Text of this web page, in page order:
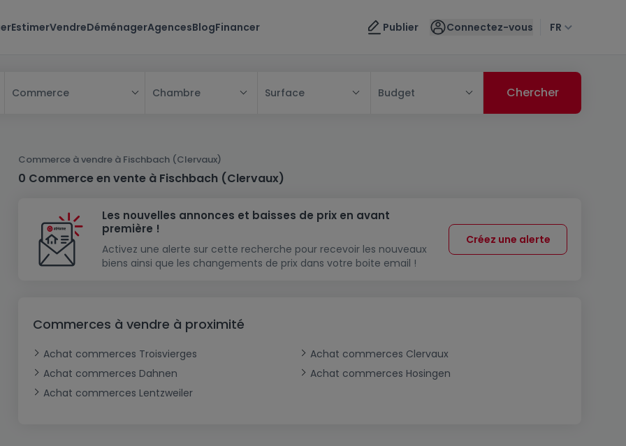
EstimerVendreDéménagerAgencesBlogFinancer Publier Connectez-vous FR
Commerce
Maison
Maison mitoyenne
Maison jumelée
Château
Corps de ferme
Châlet
Appartement
Chambre
Studio
Triplex
Mansarde
Rez-de-chaussée
Résidence
Lotissement
Maison à construire
Modèle de maison
Immeuble de rapport
Terrain non constructible
Garage - Parking
Garage fermé
Bureau
Local commercial
Fonds de Commerce
Chambre Surface Budget
Commerce à vendre à Fischbach (Clervaux)
0 Commerce en vente à Fischbach (Clervaux)
Les nouvelles annonces et baisses de prix en avant
première !
Activez une alerte sur cette recherche pour recevoir les nouveaux
biens ainsi que les changements de prix dans votre boite email !
Créez une alerte
Commerces à vendre à proximité
Achat commerces Troisvierges
Achat commerces Clervaux
Achat commerces Dahnen
Achat commerces Hosingen
Achat commerces Lentzweiler